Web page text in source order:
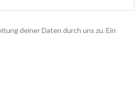
deiner Daten durch uns zu. Ein